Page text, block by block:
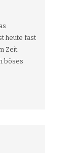
heute fast
Zeit.
böses